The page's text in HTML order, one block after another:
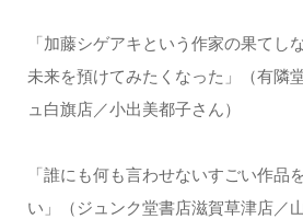
「加藤シゲアキという作家の果てし
未来を預けてみたくなった」（有隣
ュ白旗店／小出美都子さん）
「誰にも何も言わせないすごい作品
い」（ジュンク堂書店滋賀草津店／